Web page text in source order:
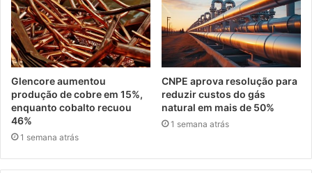
Glencore aumentou
produção de cobre em 15%,
enquanto cobalto recuou
46%
1 semana atrás
CNPE aprova resolução para
reduzir custos do gás
natural em mais de 50%
1 semana atrás